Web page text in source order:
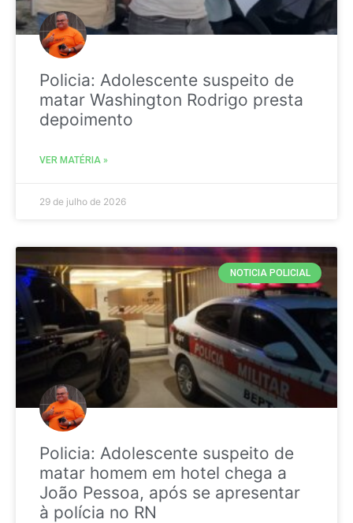
Policia: Adolescente suspeito de
matar Washington Rodrigo presta
depoimento
VER MATÉRIA »
29 de julho de 2026
NOTICIA POLICIAL
Policia: Adolescente suspeito de
matar homem em hotel chega a
João Pessoa, após se apresentar
à polícia no RN